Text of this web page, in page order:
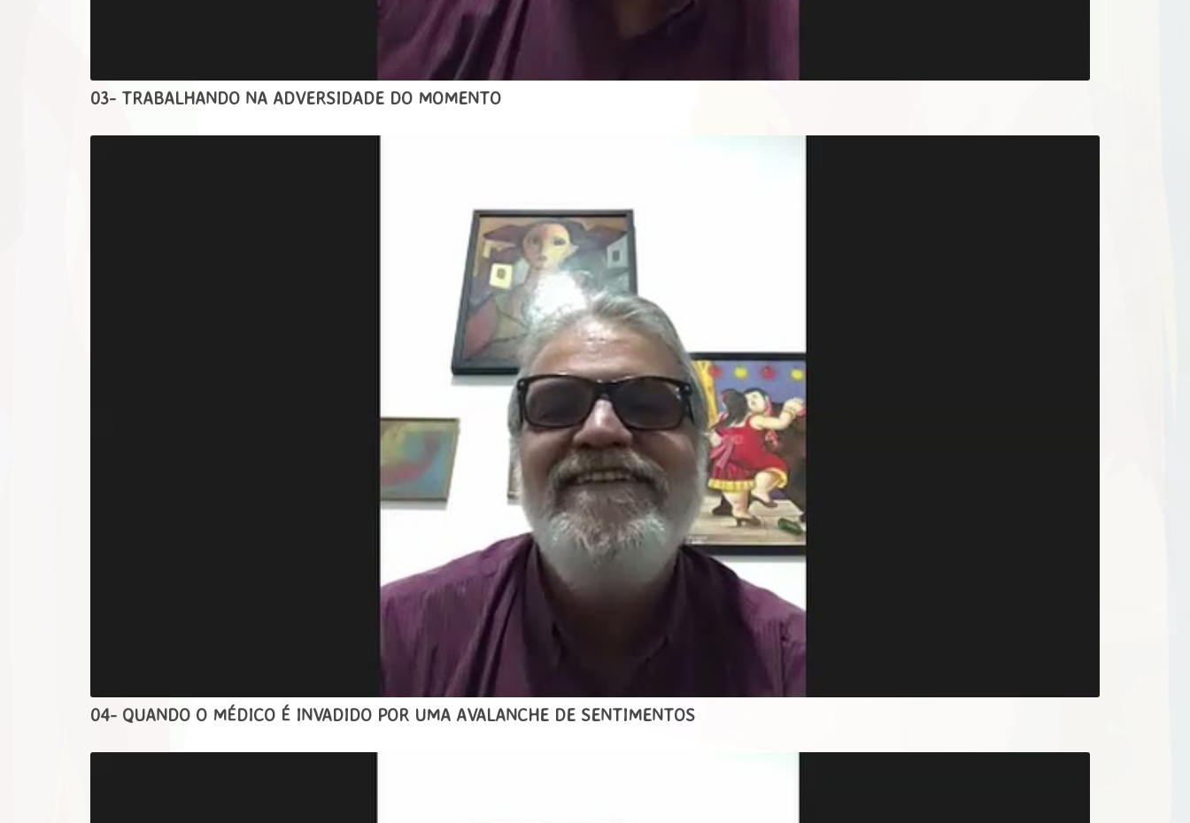
03- TRABALHANDO NA ADVERSIDADE DO MOMENTO
04- QUANDO O MÉDICO É INVADIDO POR UMA AVALANCHE DE SENTIMENTOS